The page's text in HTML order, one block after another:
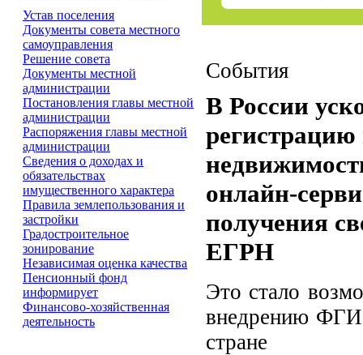
Устав поселения
Документы совета местного
самоуправления
Решение совета
Документы местной
администрации
Постановления главы местной
администрации
Распоряжения главы местной
администрации
Сведения о доходах и
обязательствах
имущественного характера
Правила землепользования и
застройки
Градостроительное
зонирование
Независимая оценка качества
Пенсионный фонд
информирует
Финансово-хозяйственная
деятельность
События
В России
онлайн-
получения
ЕГРН
Это стало
внедрению
стране